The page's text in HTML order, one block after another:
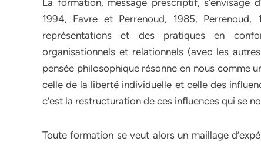
La formation, message prescriptif, s’envisage
1994, Favre et Perrenoud, 1985,
représentations et des pratiques en
organisationnels et relationnels (avec les
pensée philosophique résonne en nous comme
celle de la liberté individuelle et celle des
c’est la restructuration de ces influences qui se
Toute formation se veut alors un maillage